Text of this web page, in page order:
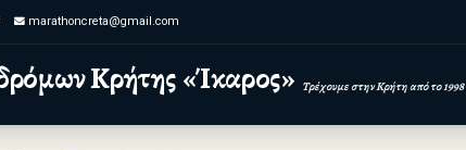
marathoncreta@gmail.com
Κρήτης «Ίκαρος» Τρέχουμε στην Κρήτη από το 1998